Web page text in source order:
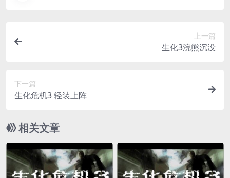
上一篇
生化3浣熊沉没
下一篇
生化危机3 轻装上阵
相关文章